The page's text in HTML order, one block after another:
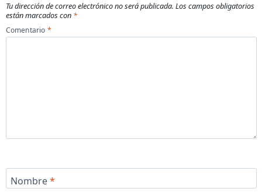
Tu dirección de correo electrónico no será publicada. Los campos obligatorios
están marcados con *
Comentario *
Nombre*